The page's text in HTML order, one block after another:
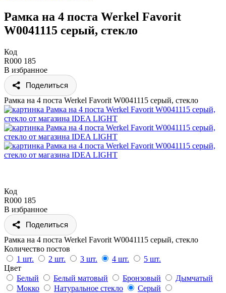
Рамка на 4 поста Werkel Favorit
W0041115 серый, стекло
Код
R000 185
В избранное
Поделиться
Рамка на 4 поста Werkel Favorit W0041115 серый, стекло
Код
R000 185
В избранное
Поделиться
Рамка на 4 поста Werkel Favorit W0041115 серый, стекло
Количество постов
1 шт.
2 шт. 3 шт. 4 шт.
5 шт.
Цвет
Белый
Белый матовый Бронзовый
Дымчатый
Мокко
Натуральное стекло
Серый